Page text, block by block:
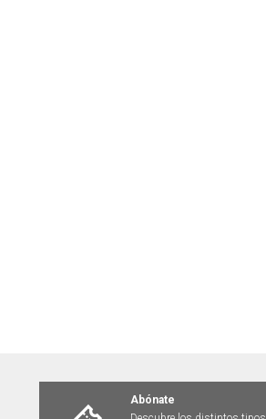
Abónate